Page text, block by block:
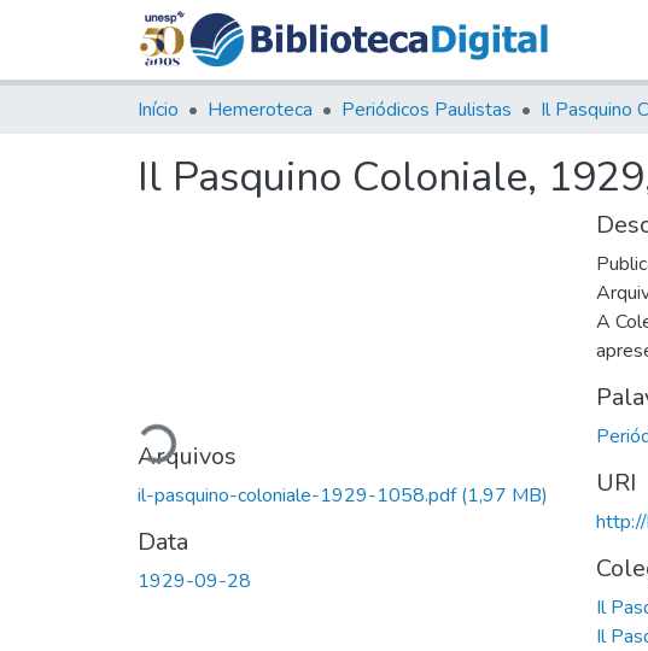
Início Hemeroteca Periódicos Paulistas Il Pasquino
Il Pasquino Coloniale,
Carregando...
Arquivos
il-pasquino-coloniale-1929-1058.pdf(1,97 MB)
Data
1929-09-28
A
URI
Il
Il